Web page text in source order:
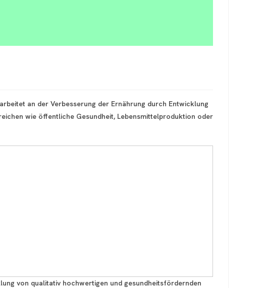
an der Verbesserung der Ernährung durch Entwicklung
wie öffentliche Gesundheit, Lebensmittelproduktion oder
von qualitativ hochwertigen und gesundheitsfördernden